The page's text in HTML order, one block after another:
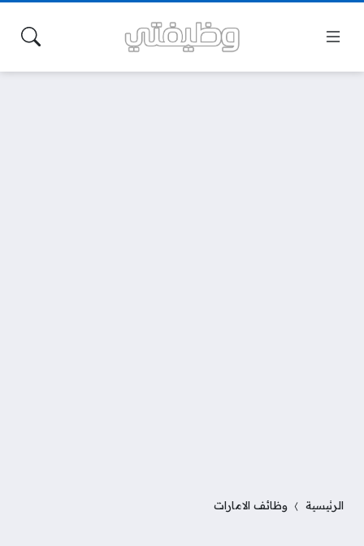
الرئيسية وظائف الامارات